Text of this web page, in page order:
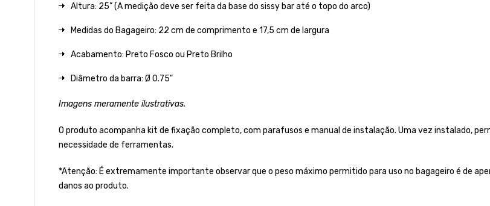
Altura: 25” (A medição deve ser feita da base do sissy bar até o topo do arco)
Medidas do Bagageiro: 22 cm de comprimento e 17,5 cm de largura
Acabamento: Preto Fosco ou Preto Brilho
Diâmetro da barra: Ø 0.75"
Imagens meramente ilustrativas.
O produto acompanha kit de fixação completo, com parafusos e manual de instalação. Uma vez instalado,
necessidade de ferramentas.
*Atenção: É extremamente importante observar que o peso máximo permitido para uso no bagageiro é de
danos ao produto.